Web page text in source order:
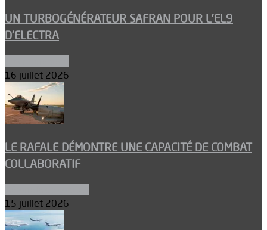
UN TURBOGÉNÉRATEUR SAFRAN POUR L’EL9
D’ELECTRA
16 juillet 2026
LE RAFALE DÉMONTRE UNE CAPACITÉ DE COMBAT
COLLABORATIF
15 juillet 2026